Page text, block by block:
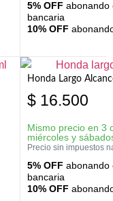
5% OFF abonando
bancaria
10% OFF
Honda Largo
$ 16.500
Mismo precio en 3
miércoles y
Precio sin impuestos
5% OFF abonando
bancaria
10% OFF